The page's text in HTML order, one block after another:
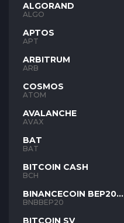
ALGORAND
ALGO
APTOS
APT
ARBITRUM
ARB
COSMOS
ATOM
AVALANCHE
AVAX
BAT
BAT
BITCOIN CASH
BCH
BINANCECOIN BEP20
BNB
BNBBEP20
BITCOIN SV